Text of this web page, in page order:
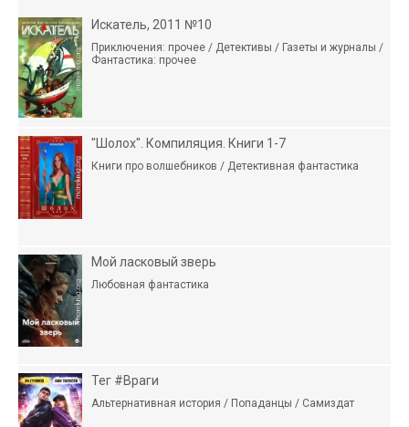
Искатель, 2011 №10
Приключения: прочее / Детективы / Газеты и журналы /
Фантастика: прочее
"Шолох". Компиляция. Книги 1-7
Книги про волшебников / Детективная фантастика
Мой ласковый зверь
Любовная фантастика
Тег #Враги
Альтернативная история / Попаданцы / Самиздат